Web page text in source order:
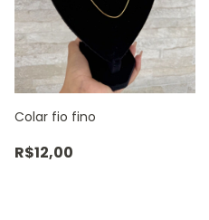
Colar fio fino
R$12,00